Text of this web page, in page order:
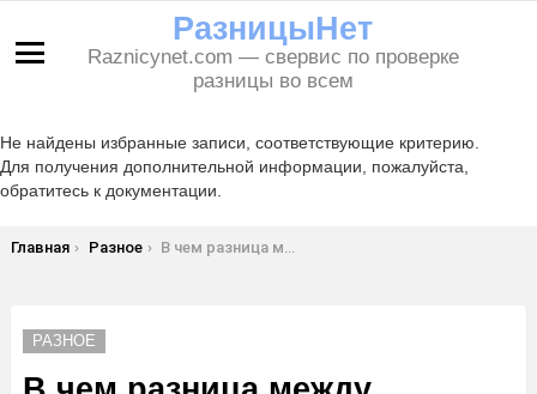
РазницыНет
Raznicynet.com — свервис по проверке
разницы во всем
Не найдены избранные записи, соответствующие критерию.
Для получения дополнительной информации, пожалуйста,
обратитесь к документации.
Вы здесь:
Главная Разное В чем разница между протоколом и постановлением
РАЗНОЕ